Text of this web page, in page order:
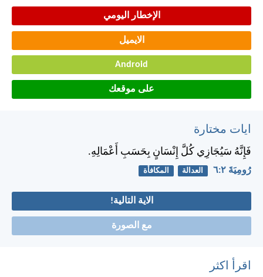
الإخطار اليومي
الايميل
Android
على موقعك
ايات مختارة
فَإِنَّهُ سَيُجَازِي كُلَّ إِنْسَانٍ بِحَسَبِ أَعْمَالِهِ.
رُومِيَةَ ٢:‏٦ العدالة المكافأة
الاية التالية!
مع الصورة
اقرأ اكثر